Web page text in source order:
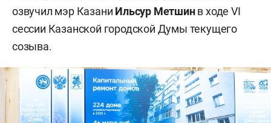
озвучил мэр Казани Ильсур Метшинв ходе VI
сессии Казанской городской Думы текущего
созыва.